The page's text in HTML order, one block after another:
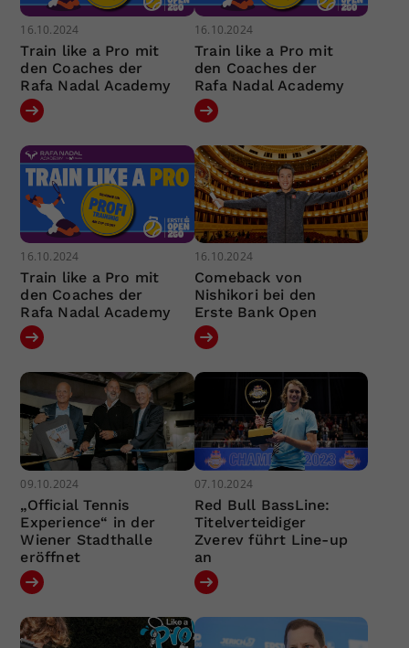
16.10.2024
Train like a Pro mit
den Coaches der
Rafa Nadal Academy
16.10.2024
Train like a Pro mit
den Coaches der
Rafa Nadal Academy
16.10.2024
Train like a Pro mit
den Coaches der
Rafa Nadal Academy
16.10.2024
Comeback von
Nishikori bei den
Erste Bank Open
09.10.2024
„Official Tennis
Experience“ in der
Wiener Stadthalle
eröffnet
07.10.2024
Red Bull BassLine:
Titelverteidiger
Zverev führt Line-up
an